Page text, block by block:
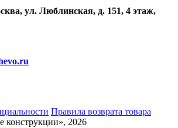
ул. Люблинская, д. 151, 4 этаж,
Правила возврата товара
2026